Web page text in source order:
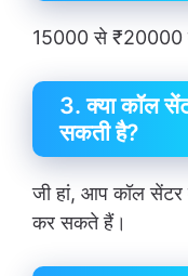
15000 से ₹20000
3. क्या कॉल
सकती है?
जी हां, आप कॉल सेंटर
कर सकते हैं।